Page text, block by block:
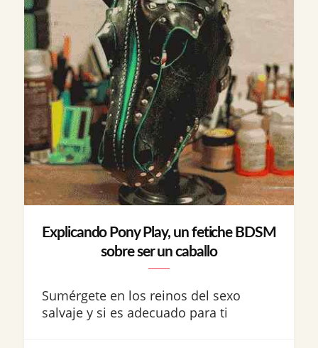
Explicando Pony Play, un fetiche BDSM
sobre ser un caballo
Sumérgete en los reinos del sexo
salvaje y si es adecuado para ti